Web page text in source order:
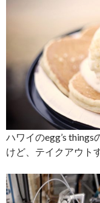
ハワイのegg’s
けど、テイクアウト